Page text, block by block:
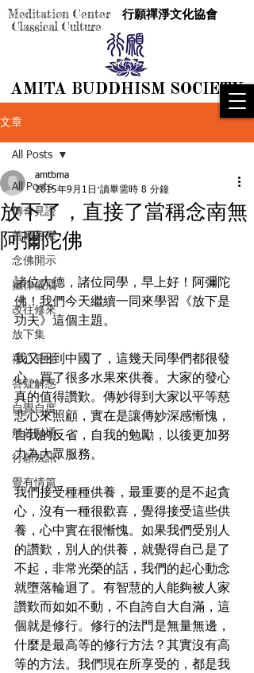
AMITA BUDDHISM SOCIETY
AMITA BUDDHISM SOCIETY
Meditation Center 行願禪淨文化協會
Classical Culture
文章
All Posts
傳奇見證
善因善果
念佛開示
攝律儀戒
改往修來
放下集
禪心見性
答疑解惑
自覺自度
般若融通
行願法訊
覺有情篇
All Posts
放下了，直接了當稱念南無
阿彌陀佛
amtbma
2015年9月1日 讀畢需時 8 分鐘
諸位大德，諸位同學，早上好！阿彌陀
佛！我們今天繼續一同來學習《放下是
功夫》這個主題。
我又回到中國了，這幾天同學們都很發
心，買了很多水果來供養。大家的發心
真的值得讚歎。傳妙得到大家以平等慈
悲心來照顧，實在是讓傳妙深感慚愧，
自我的反省，自我的勉勵，以後更加努
力為大眾服務。
我們接受種種供養，最重要的是不起貪
心，沒有一種很歡喜，覺得接受這些供
養，心中實在很慚愧。如果我們受別人
的讚歎，別人的供養，就覺得自己是了
不起，非常光榮的話，我們的起心動念
就墮落輪迴了。有智慧的人能夠被人家
讚歎而如如不動，不自誇自大自滿，這
個就是修行。修行的法門是無量無邊，
什麼是最高等的修行方法？其實沒有高
等的方法。我們現在所享受的，都是我